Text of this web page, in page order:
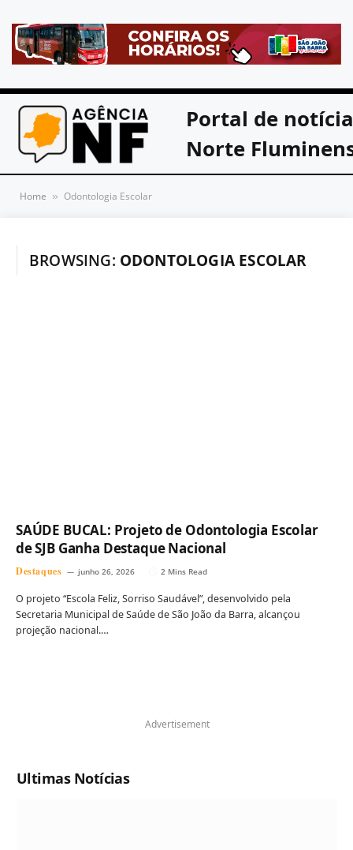
Portal de
Norte
Home » Odontologia Escolar
BROWSING: ODONTOLOGIA ESCOLAR
SAÚDE BUCAL: Projeto de Odontologia Escolar
de SJB Ganha Destaque Nacional
Destaques junho 26, 2026 2 Mins Read
O projeto “Escola Feliz, Sorriso Saudável”, desenvolvido pela
Secretaria Municipal de Saúde de São João da Barra, alcançou
projeção nacional.…
Advertisement
Ultimas Notícias